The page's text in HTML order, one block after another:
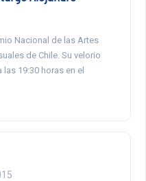
Nacional de las Artes
de Chile. Su velorio
19:30 horas en el